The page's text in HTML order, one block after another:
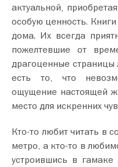
актуальной,
особую ценность.
дома. Их всегда
пожелтевшие от
драгоценные
есть то, что
ощущение настоящей
место для искренних
Кто-то любит читать в
метро, а кто-то в
устроившись в